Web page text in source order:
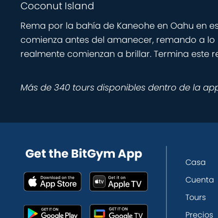
Coconut Island
Rema por la bahía de Kaneohe en Oahu en
comienza antes del amanecer, remando a
realmente comienzan a brillar. Termina este
Más de 340 tours disponibles dentro de la
Get the BitGym App
Casa
Cuenta
Tours
Precios